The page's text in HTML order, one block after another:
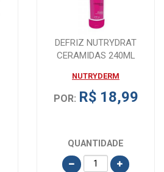
DEFRIZ NUTRYDRAT
CERAMIDAS 240ML
NUTRYDERM
POR: R$ 18,99
QUANTIDADE